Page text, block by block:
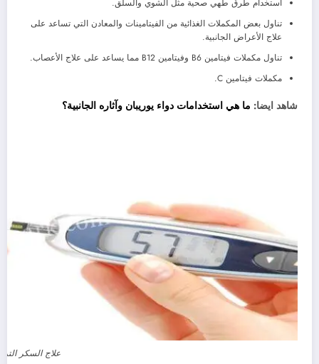
استخدام طرق طهي صحية مثل الشوي والسلق.
تناول بعض المكملات الغذائية من الفيتامينات والمعادن التي تساعد على
علاج الأعراض الجانبية.
تناول مكملات فيتامين B6 وفيتامين B12 مما يساعد على علاج الأعصاب.
مكملات فيتامين C.
شاهد ايضا: ما هي استخدامات دواء يوريبان وآثاره الجانبية؟
علاج السكر